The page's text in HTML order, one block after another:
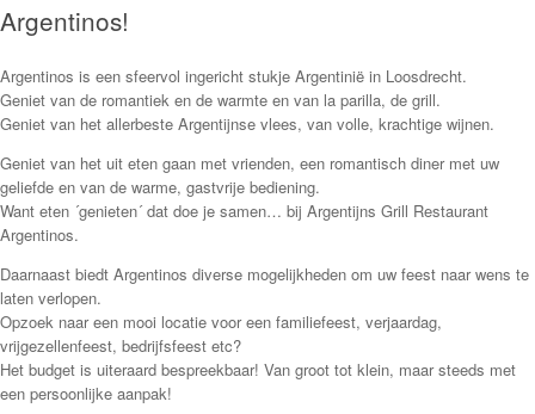
Argentinos!
Argentinos is een sfeervol ingericht stukje Argentinië in Loosdrecht.
Geniet van de romantiek en de warmte en van la parilla, de grill.
Geniet van het allerbeste Argentijnse vlees, van volle, krachtige wijnen.
Geniet van het uit eten gaan met vrienden, een romantisch diner met uw
geliefde en van de warme, gastvrije bediening.
Want eten ´genieten´ dat doe je samen… bij Argentijns Grill Restaurant
Argentinos.
Daarnaast biedt Argentinos diverse mogelijkheden om uw feest naar wens te
laten verlopen.
Opzoek naar een mooi locatie voor een familiefeest, verjaardag,
vrijgezellenfeest, bedrijfsfeest etc?
Het budget is uiteraard bespreekbaar! Van groot tot klein, maar steeds met
een persoonlijke aanpak!